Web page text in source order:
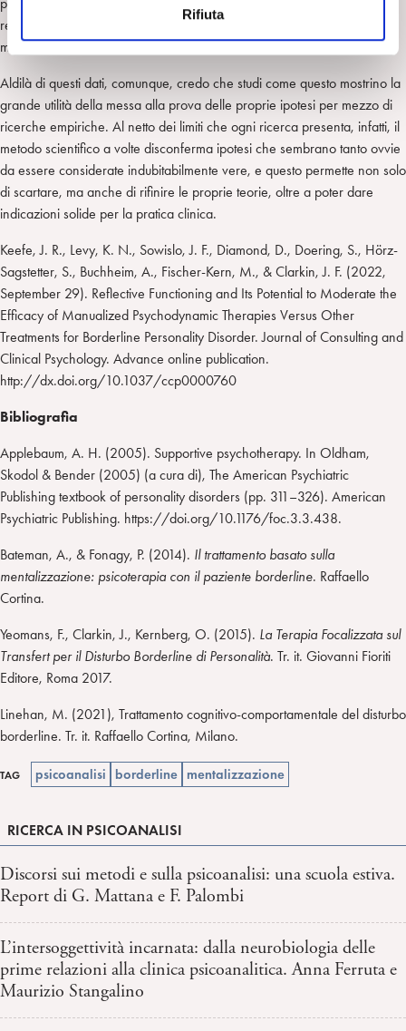
Rifiuta
relazione terapeutica positiva che “insegni e mostri” cosa vuol dire
mentalizzare.
Aldilà di questi dati, comunque, credo che studi come questo mostrino la
grande utilità della messa alla prova delle proprie ipotesi per mezzo di
ricerche empiriche. Al netto dei limiti che ogni ricerca presenta, infatti, il
metodo scientifico a volte disconferma ipotesi che sembrano tanto ovvie
da essere considerate indubitabilmente vere, e questo permette non solo
di scartare, ma anche di rifinire le proprie teorie, oltre a poter dare
indicazioni solide per la pratica clinica.
Keefe, J. R., Levy, K. N., Sowislo, J. F., Diamond, D., Doering, S., Hörz-
Sagstetter, S., Buchheim, A., Fischer-Kern, M., & Clarkin, J. F. (2022,
September 29). Reflective Functioning and Its Potential to Moderate the
Efficacy of Manualized Psychodynamic Therapies Versus Other
Treatments for Borderline Personality Disorder. Journal of Consulting and
Clinical Psychology. Advance online publication.
http://dx.doi.org/10.1037/ccp0000760
Bibliografia
Applebaum, A. H. (2005). Supportive psychotherapy. In Oldham,
Skodol & Bender (2005) (a cura di), The American Psychiatric
Publishing textbook of personality disorders (pp. 311–326). American
Psychiatric Publishing. https://doi.org/10.1176/foc.3.3.438.
Bateman, A., & Fonagy, P. (2014). Il trattamento basato sulla
mentalizzazione: psicoterapia con il paziente borderline. Raffaello
Cortina.
Yeomans, F., Clarkin, J., Kernberg, O. (2015). La Terapia Focalizzata sul
Transfert per il Disturbo Borderline di Personalità. Tr. it. Giovanni Fioriti
Editore, Roma 2017.
Linehan, M. (2021), Trattamento cognitivo-comportamentale del disturbo
borderline. Tr. it. Raffaello Cortina, Milano.
TAG psicoanalisi borderline mentalizzazione
RICERCA IN PSICOANALISI
Discorsi sui metodi e sulla psicoanalisi: una scuola estiva.
Report di G. Mattana e F. Palombi
L’intersoggettività incarnata: dalla neurobiologia delle
prime relazioni alla clinica psicoanalitica. Anna Ferruta e
Maurizio Stangalino